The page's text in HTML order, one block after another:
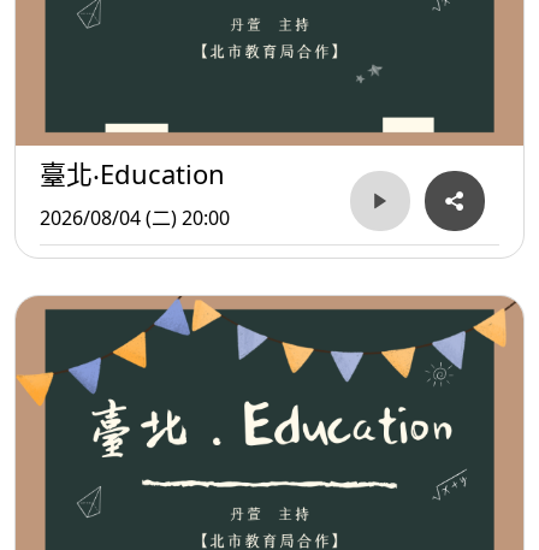
臺北‧Education
2026/08/04 (二) 20:00